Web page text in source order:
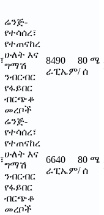
ሬንጅ-
የተሳሰረ፣
የተጠናከረ
ሁለት እና
ግማሽ
ንብርብር
የፋይበር
ብርጭቆ
መረቦች
8490
ራፒኤም
80 ሜ
/ ሰ
ሬንጅ-
የተሳሰረ፣
የተጠናከረ
ሁለት እና
ግማሽ
ንብርብር
የፋይበር
ብርጭቆ
መረቦች
6640
ራፒኤም
80 ሜ
/ ሰ